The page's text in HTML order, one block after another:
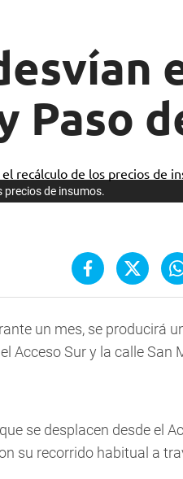
Paso
precios de insumos.
un mes, se producirá
Acceso Sur y la calle San
se desplacen desde el
su recorrido habitual a